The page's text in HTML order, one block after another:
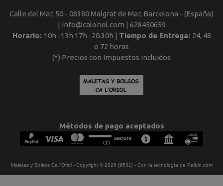
Calle del Mar, 50 - 08380 Malgrat de Mar, Barcelona - (España)
| Info@caloriol.com | 628450659
Horario: 10h -13h 17h -20.30h | Tiempo de Entrega: 24, 48
o 72 horas
(*) Precios con Impuestos incluidos
Métodos de pago aceptados
Maletas y Bolsos Ca l'Oriol- Copyright © 2026 [9531] - Con la tecnología de Palbin.com